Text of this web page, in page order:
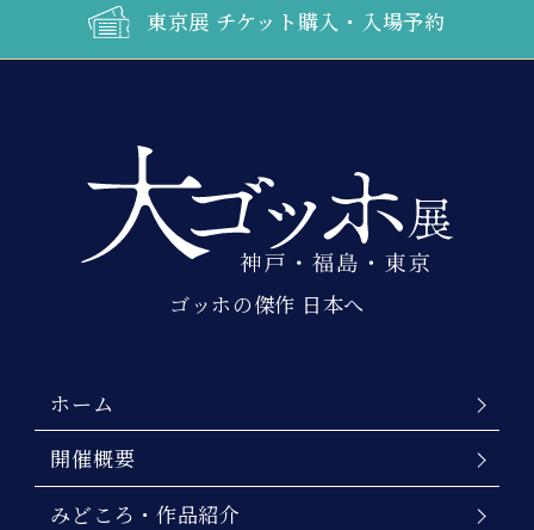
東京展 チケット購入・入場予約
ゴッホの傑作 日本へ
ホーム
開催概要
みどころ・作品紹介